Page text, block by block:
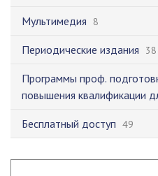
Мультимедия 8
Периодические издания 38
Программы проф.
повышения квалификации
Бесплатный доступ 49